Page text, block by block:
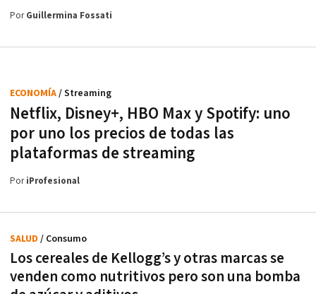
PorGuillermina Fossati
Netflix, Disney+, HBO Max y Spotify: uno
por uno los precios de todas las
plataformas de streaming
ECONOMÍA/ Streaming
PoriProfesional
Los cereales de Kellogg’s y otras marcas se
venden como nutritivos pero son una bomba
SALUD / Consumo